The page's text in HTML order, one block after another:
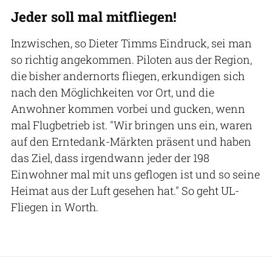
Jeder soll mal mitfliegen!
Inzwischen, so Dieter Timms Eindruck, sei man
so richtig angekommen. Piloten aus der Region,
die bisher andernorts fliegen, erkundigen sich
nach den Möglichkeiten vor Ort, und die
Anwohner kommen vorbei und gucken, wenn
mal Flugbetrieb ist. "Wir bringen uns ein, waren
auf den Erntedank-Märkten präsent und haben
das Ziel, dass irgendwann jeder der 198
Einwohner mal mit uns geflogen ist und so seine
Heimat aus der Luft gesehen hat." So geht UL-
Fliegen in Worth.